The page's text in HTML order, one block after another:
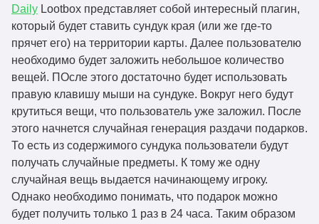
Daily Lootbox представляет собой интересный плагин,
который будет ставить сундук края (или же где-то
прячет его) на территории карты. Далее пользователю
необходимо будет заложить небольшое количество
вещей. ПОсле этого достаточно будет использовать
правую клавишу мыши на сундуке. Вокруг него будут
крутиться вещи, что пользователь уже заложил. После
этого начнется случайная генерация раздачи подарков.
То есть из содержимого сундука пользователи будут
получать случайные предметы. К тому же одну
случайная вещь выдается начинающему игроку.
Однако необходимо понимать, что подарок можно
будет получить только 1 раз в 24 часа. Таким образом